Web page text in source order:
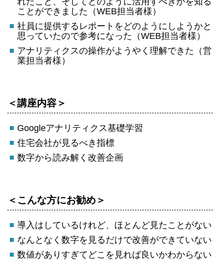
ことができました（WEB担当者様）
社員に提供するレポートをどのようにしようかと
思っていたので参考になった（WEB担当者様）
アナリティクスの操作がようやく理解できた（営
業担当者様）
＜講座内容＞
Googleアナリティクス基礎学習
住宅会社が見るべき指標
数字から読み解く改善企画
＜こんな方にお勧め＞
導入はしているけれど、ほとんど見たことがない
なんとなく数字を見るだけで改善ができていない
数値がありすぎてどこを見れば良いかわからない